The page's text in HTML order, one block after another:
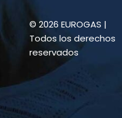
-
f
m
© 2026 EUROGAS |
Todos los derechos
reservados